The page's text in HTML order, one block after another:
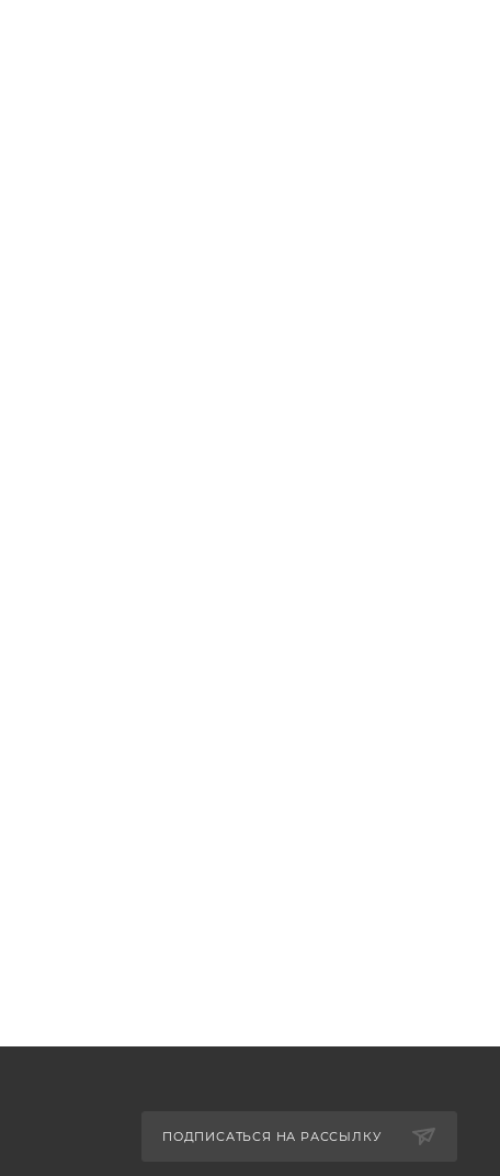
ПОДПИСАТЬСЯ НА РАССЫЛКУ